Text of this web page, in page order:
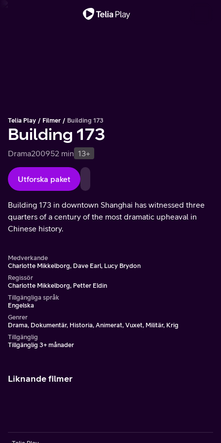
Telia Play Filmer Building 173
Building 173
Drama200952 min 13+
Utforska paket
Building 173 in downtown Shanghai has witnessed three
quarters of a century of the most dramatic upheaval in
Chinese history.
Medverkande
Charlotte Mikkelborg, Dave Earl, Lucy Brydon
Regissör
Charlotte Mikkelborg, Petter Eldin
Tillgängliga språk
Engelska
Genrer
Drama, Dokumentär, Historia, Animerat, Vuxet, Militär, Krig
Tillgänglig
Tillgänglig 3+ månader
Liknande filmer